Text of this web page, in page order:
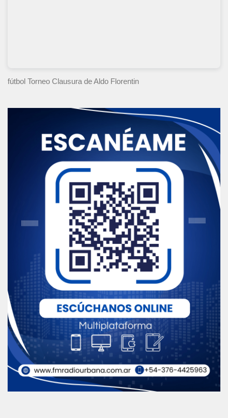
fútbol Torneo Clausura de Aldo Florentin